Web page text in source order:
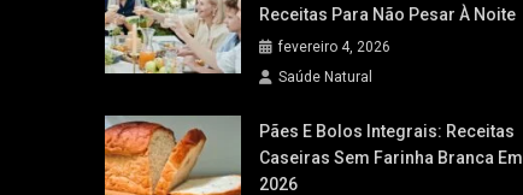
Receitas Para Não Pesar À Noite
fevereiro 4, 2026
Saúde Natural
Pães E Bolos Integrais: Receitas
Caseiras Sem Farinha Branca Em
2026